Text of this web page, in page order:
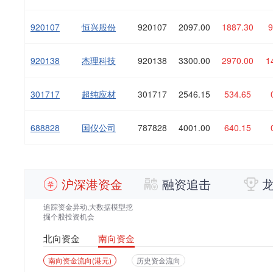
920107 恒兴股份 920107 2097.00 1887.30
920138 杰理科技 920138 3300.00 2970.00
301717 超纯应材 301717 2546.15 534.65
688828 国仪公司 787828 4001.00 640.15
沪深港资金
追踪资金异动,大数据模型挖
掘个股投资机会
融资追击
北向资金 南向资金
南向资金流向(港元) 历史资金流向